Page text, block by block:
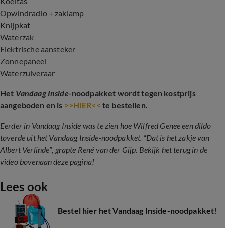
Opwindradio + zaklamp
Knijpkat
Waterzak
Elektrische aansteker
Zonnepaneel
Waterzuiveraar
Het Vandaag Inside-noodpakket wordt tegen kostprijs
aangeboden en is >>HIER<< te bestellen.
Eerder in Vandaag Inside was te zien hoe Wilfred Genee een dildo
toverde uit het Vandaag Inside-noodpakket. “Dat is het zakje van
Albert Verlinde”, grapte René van der Gijp. Bekijk het terug in de
video bovenaan deze pagina!
Lees ook
Bestel hier het Vandaag Inside-noodpakket!